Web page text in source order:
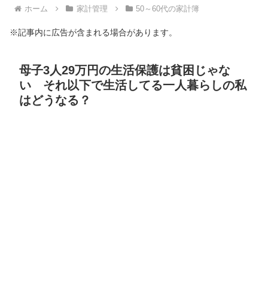
ホーム 家計管理 50～60代の家計簿
※記事内に広告が含まれる場合があります。
母子3人29万円の生活保護は貧困じゃな
い それ以下で生活してる一人暮らしの私
はどうなる？